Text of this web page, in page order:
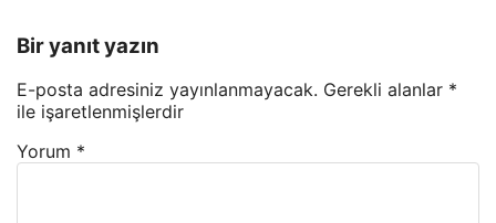
Bir yanıt yazın
E-posta adresiniz yayınlanmayacak. Gerekli alanlar *
ile işaretlenmişlerdir
Yorum *